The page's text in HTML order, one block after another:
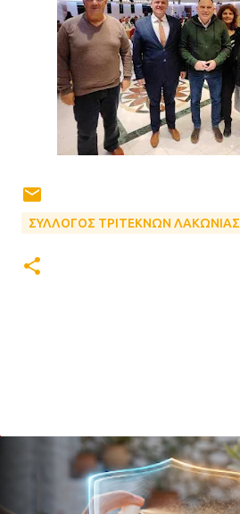
ΣΥΛΛΟΓΟΣ ΤΡΙΤΕΚΝΩΝ ΛΑΚΩΝΙΑΣ
λ